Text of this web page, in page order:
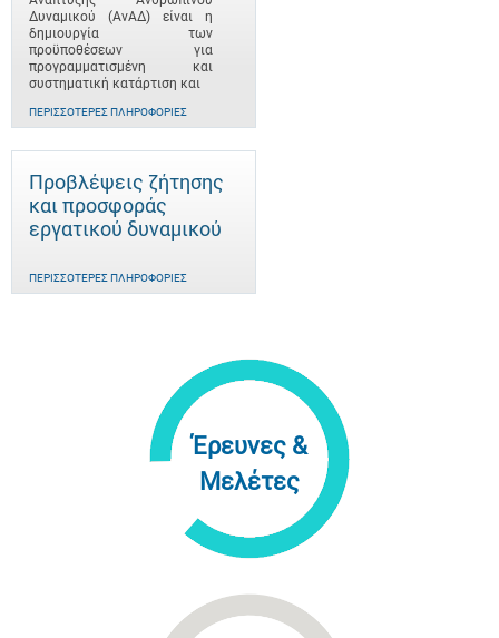
Δυναμικού (ΑνΑΔ) είναι η
δημιουργία των
προϋποθέσεων για
προγραμματισμένη και
συστηματική κατάρτιση και
ΠΕΡΙΣΣΌΤΕΡΕΣ ΠΛΗΡΟΦΟΡΊΕΣ
Προβλέψεις ζήτησης
και προσφοράς
εργατικού δυναμικού
ΠΕΡΙΣΣΌΤΕΡΕΣ ΠΛΗΡΟΦΟΡΊΕΣ
Έρευνες &
Μελέτες